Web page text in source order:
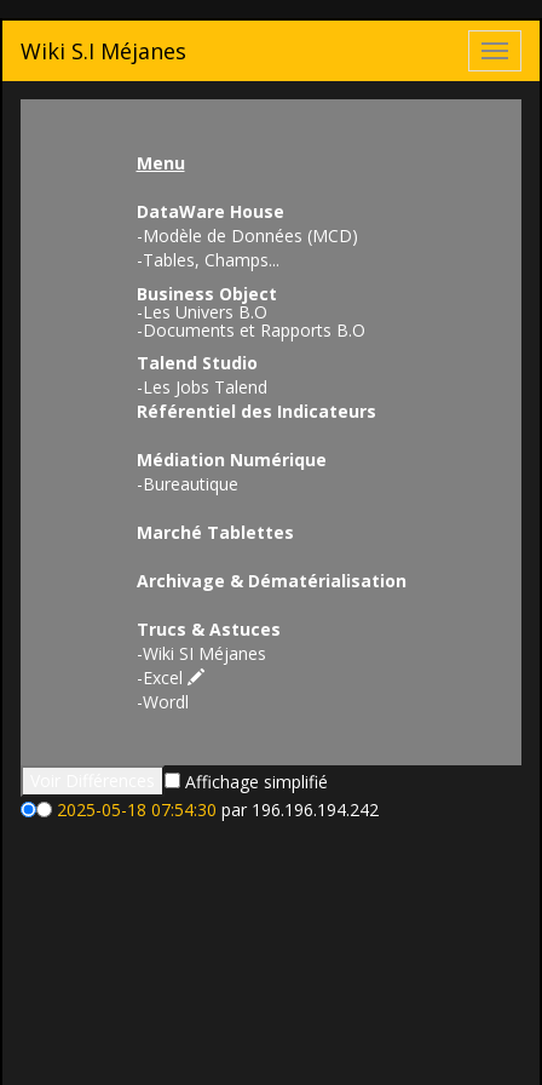
Wiki S.I Méjanes
Menu
DataWare House
-Modèle de Données (MCD)
-Tables, Champs...
Business Object
-Les Univers B.O
-Documents et Rapports B.O
Talend Studio
-Les Jobs Talend
Référentiel des Indicateurs
Médiation Numérique
-Bureautique
Marché Tablettes
Archivage & Dématérialisation
Trucs & Astuces
-Wiki SI Méjanes
-Excel
-Wordl
Affichage simplifié
2025-05-18 07:54:30 par 196.196.194.242